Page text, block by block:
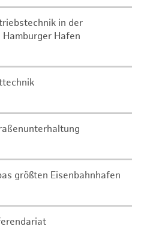
in der
Hafen
größten Eisenbahnhafen